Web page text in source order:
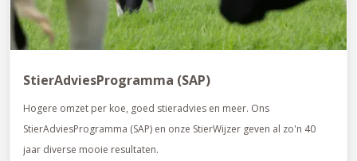
StierAdviesProgramma (SAP)
Hogere omzet per koe, goed stieradvies en meer. Ons
StierAdviesProgramma (SAP) en onze StierWijzer geven al zo'n 40
jaar diverse mooie resultaten.